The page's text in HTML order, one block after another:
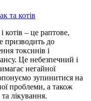
котів – це раптове,
призводить до
токсинів і
Це небезпечний і
негайної
зупинитися на
проблеми, а також
лікування.